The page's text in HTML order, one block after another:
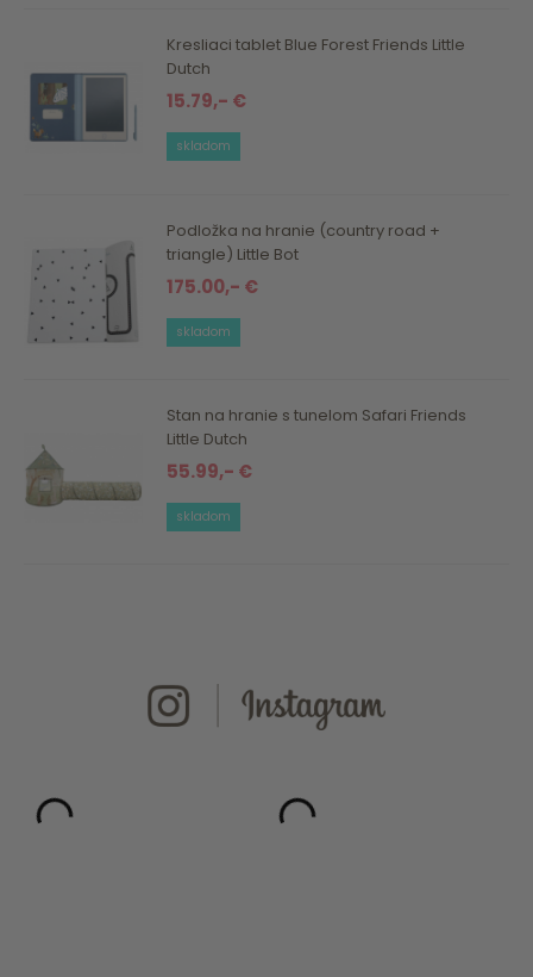
Kresliaci tablet Blue Forest Friends Little
Dutch
15.79,- €
skladom
Podložka na hranie (country road +
triangle) Little Bot
175.00,- €
skladom
Stan na hranie s tunelom Safari Friends
Little Dutch
55.99,- €
skladom